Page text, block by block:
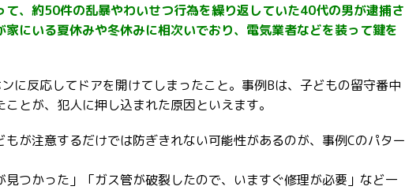
て、約50件の乱暴やわいせつ行為を繰り返していた40代の男が逮捕さ
家にいる夏休みや冬休みに相次いでおり、電気業者などを装って鍵を
に反応してドアを開けてしまったこと。事例Bは、子どもの留守番中
とが、犯人に押し込まれた原因といえます。
もが注意するだけでは防ぎきれない可能性があるのが、事例Cのパター
見つかった」「ガス管が破裂したので、いますぐ修理が必要」など一